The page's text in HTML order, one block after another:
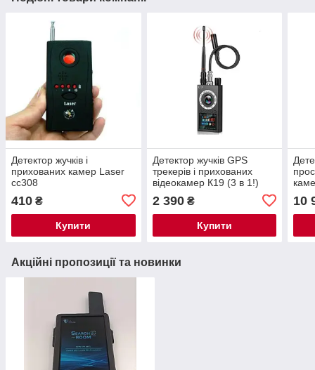
Детектор жучків і
прихованих камер Laser
cc308
410 ₴
Купити
Детектор жучків GPS
трекерів і прихованих
відеокамер К19 (3 в 1!)
2 390₴
Купити
10
Акційні пропозиції та новинки